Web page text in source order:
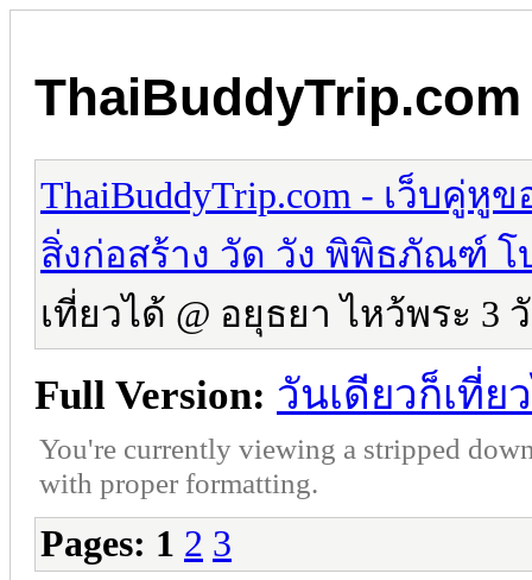
ThaiBuddyTrip.com - เว็บคู่หู
สิ่งก่อสร้าง วัด วัง พิพิธภัณฑ์
เที่ยวได้ @ อยุธยา ไหว้พระ 3
Full Version: วันเดียวก็เที่ย
You're currently viewing a stripped
with proper formatting.
Pages: 1 2 3